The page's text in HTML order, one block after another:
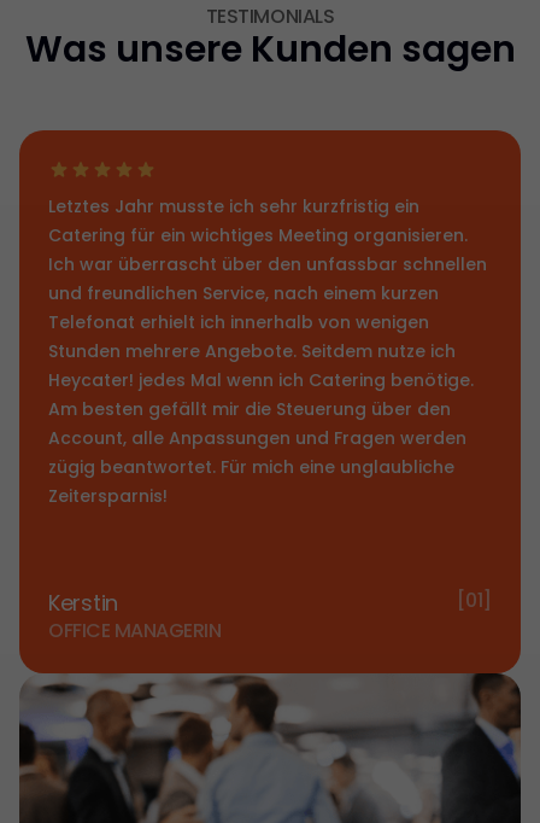
TESTIMONIALS
Was unsere Kunden sagen
Letztes Jahr musste ich sehr kurzfristig ein
Catering für ein wichtiges Meeting organisieren.
Ich war überrascht über den unfassbar schnellen
und freundlichen Service, nach einem kurzen
Telefonat erhielt ich innerhalb von wenigen
Stunden mehrere Angebote. Seitdem nutze ich
Heycater! jedes Mal wenn ich Catering benötige.
Am besten gefällt mir die Steuerung über den
Account, alle Anpassungen und Fragen werden
zügig beantwortet. Für mich eine unglaubliche
Zeitersparnis!
Kerstin
OFFICE MANAGERIN
[01]